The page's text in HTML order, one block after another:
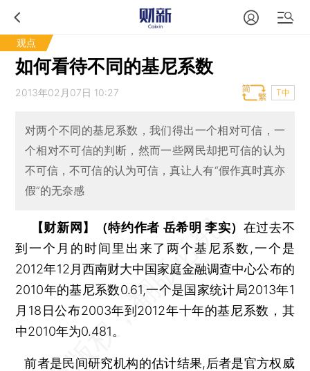
观点
如何看待不同的基尼系数
2013年02月07日 10:27 T中
对两个不同的基尼系数，我们得出一个相对可信，一
个相对不可信的判断，然而一些网民却把可信的认为
不可信，不可信的认为可信，真让人有“假作真时真亦
假”的无奈感
【财新网】（特约作者 岳希明 李实） 在过去不
到一个月的时间里出来了两个基尼系数,一个是
2012年12月西南财大中国家庭金融调查中心公布的
2010年的基尼系数0.61,一个是国家统计局2013年1
月18日公布2003年到2012年十年的基尼系数，其
中2010年为0.481。
前者是民间研究机构的估计结果,后者是官方权威